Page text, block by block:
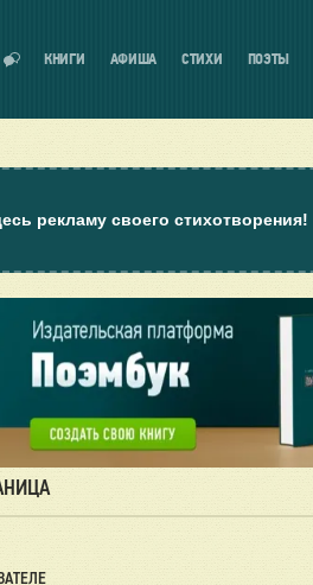
КНИГИ АФИША СТИХИ ПОЭТЫ
рекламу своего стихотворения!